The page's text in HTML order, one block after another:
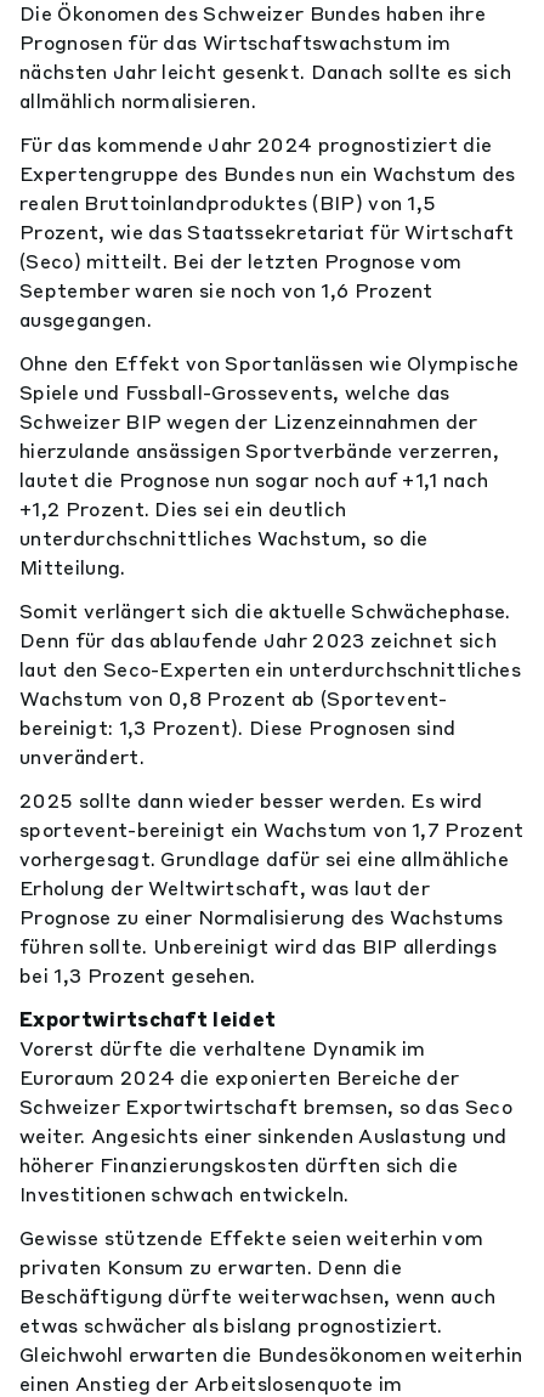
Die Ökonomen des Schweizer Bundes haben ihre
Prognosen für das Wirtschaftswachstum im
nächsten Jahr leicht gesenkt. Danach sollte es sich
allmählich normalisieren.
Für das kommende Jahr 2024 prognostiziert die
Expertengruppe des Bundes nun ein Wachstum des
realen Bruttoinlandproduktes (BIP) von 1,5
Prozent, wie das Staatssekretariat für Wirtschaft
(Seco) mitteilt. Bei der letzten Prognose vom
September waren sie noch von 1,6 Prozent
ausgegangen.
Ohne den Effekt von Sportanlässen wie Olympische
Spiele und Fussball-Grossevents, welche das
Schweizer BIP wegen der Lizenzeinnahmen der
hierzulande ansässigen Sportverbände verzerren,
lautet die Prognose nun sogar noch auf +1,1 nach
+1,2 Prozent. Dies sei ein deutlich
unterdurchschnittliches Wachstum, so die
Mitteilung.
Somit verlängert sich die aktuelle Schwächephase.
Denn für das ablaufende Jahr 2023 zeichnet sich
laut den Seco-Experten ein unterdurchschnittliches
Wachstum von 0,8 Prozent ab (Sportevent-
bereinigt: 1,3 Prozent). Diese Prognosen sind
unverändert.
2025 sollte dann wieder besser werden. Es wird
sportevent-bereinigt ein Wachstum von 1,7 Prozent
vorhergesagt. Grundlage dafür sei eine allmähliche
Erholung der Weltwirtschaft, was laut der
Prognose zu einer Normalisierung des Wachstums
führen sollte. Unbereinigt wird das BIP allerdings
bei 1,3 Prozent gesehen.
Exportwirtschaft leidet
Vorerst dürfte die verhaltene Dynamik im
Euroraum 2024 die exponierten Bereiche der
Schweizer Exportwirtschaft bremsen, so das Seco
weiter. Angesichts einer sinkenden Auslastung und
höherer Finanzierungskosten dürften sich die
Investitionen schwach entwickeln.
Gewisse stützende Effekte seien weiterhin vom
privaten Konsum zu erwarten. Denn die
Beschäftigung dürfte weiterwachsen, wenn auch
etwas schwächer als bislang prognostiziert.
Gleichwohl erwarten die Bundesökonomen weiterhin
einen Anstieg der Arbeitslosenquote im